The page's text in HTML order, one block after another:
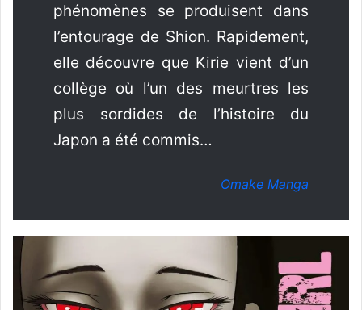
phénomènes se produisent dans
l’entourage de Shion. Rapidement,
elle découvre que Kirie vient d’un
collège où l’un des meurtres les
plus sordides de l’histoire du
Japon a été commis…
Omake Manga